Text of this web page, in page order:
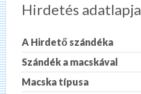
Hirdetés adatlapja
A Hirdető szándéka
Szándék a macskával
Macska típusa